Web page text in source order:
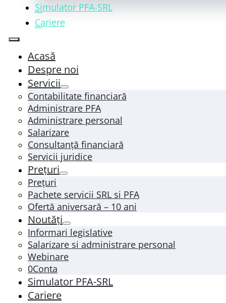
Simulator PFA-SRL
Cariere
Acasă
Despre noi
Servicii
Contabilitate financiară
Administrare PFA
Administrare personal
Salarizare
Consultanță financiară
Servicii juridice
Prețuri
Prețuri
Pachete servicii SRL si PFA
Ofertă aniversară – 10 ani
Noutăți
Informari legislative
Salarizare si administrare personal
Webinare
0Conta
Simulator PFA-SRL
Cariere